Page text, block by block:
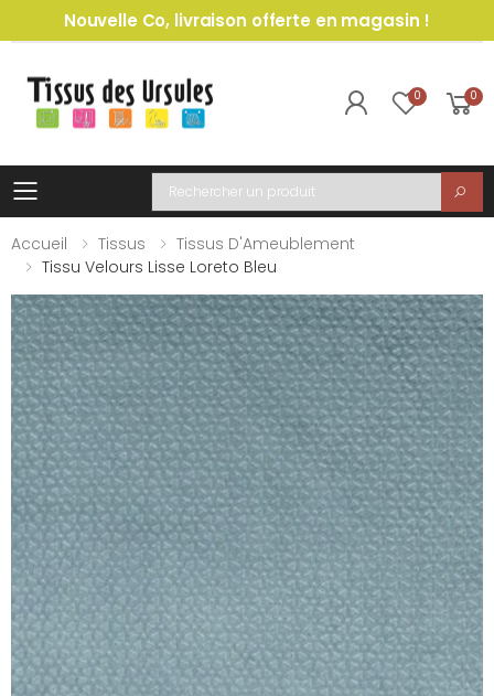
Nouvelle Co, livraison offerte en magasin !
0 0
Toggle mobile menu
Recherche
Accueil
Tissus
Tissus D'Ameublement
Tissu Velours Lisse Loreto Bleu